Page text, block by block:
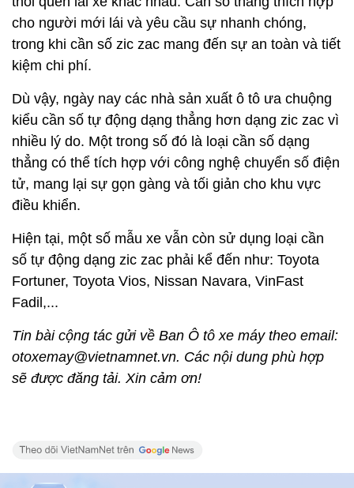
cho người mới lái và yêu cầu sự nhanh chóng,
trong khi cần số zic zac mang đến sự an toàn và tiết
kiệm chi phí.
Dù vậy, ngày nay các nhà sản xuất ô tô ưa chuộng
kiểu cần số tự động dạng thẳng hơn dạng zic zac vì
nhiều lý do. Một trong số đó là loại cần số dạng
thẳng có thể tích hợp với công nghệ chuyển số điện
tử, mang lại sự gọn gàng và tối giản cho khu vực
điều khiển.
Hiện tại, một số mẫu xe vẫn còn sử dụng loại cần
số tự động dạng zic zac phải kể đến như: Toyota
Fortuner, Toyota Vios, Nissan Navara, VinFast
Fadil,...
Tin bài cộng tác gửi về Ban Ô tô xe máy theo email:
otoxemay@vietnamnet.vn. Các nội dung phù hợp
sẽ được đăng tải. Xin cảm ơn!